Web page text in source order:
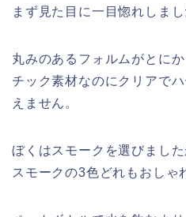
まず見た目に一目惚れしまし
丸みのあるフォルムがとに
チック素材なのにクリアで
えません。
ぼくはスモークを選びまし
スモークの3色どれもおしゃ